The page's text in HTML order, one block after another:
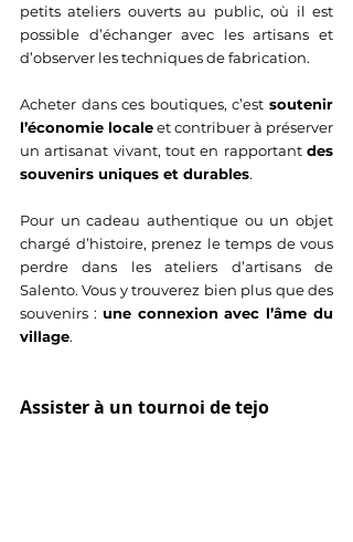
petits ateliers ouverts au public, où il est
possible d’échanger avec les artisans et
d’observer les techniques de fabrication.
Acheter dans ces boutiques, c’est soutenir
l’économie locale et contribuer à préserver
un artisanat vivant, tout en rapportant des
souvenirs uniques et durables.
Pour un cadeau authentique ou un objet
chargé d’histoire, prenez le temps de vous
perdre dans les ateliers d’artisans de
Salento. Vous y trouverez bien plus que des
souvenirs : une connexion avec l’âme du
village.
Assister à un tournoi de tejo